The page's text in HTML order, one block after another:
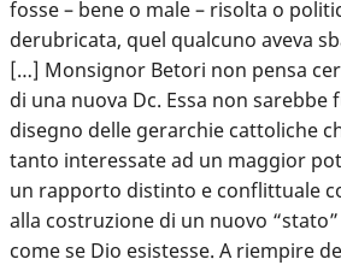
fosse – bene o male – risolta o
derubricata, quel qualcuno aveva
[…] Monsignor Betori non pensa
di una nuova Dc. Essa non sarebbe
disegno delle gerarchie cattoliche
tanto interessate ad un maggior
un rapporto distinto e conflittuale
alla costruzione di un nuovo
come se Dio esistesse. A riempire